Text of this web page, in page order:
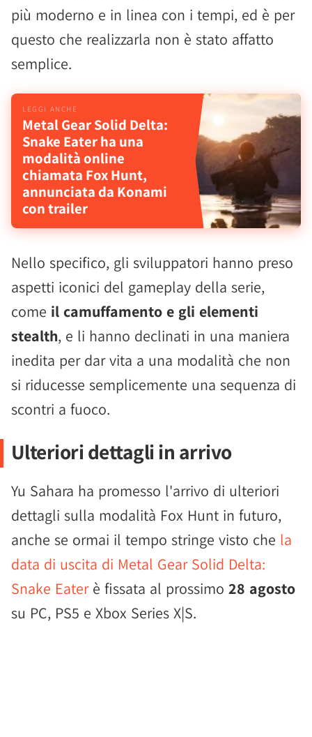
più moderno e in linea con i tempi, ed è per
questo che realizzarla non è stato affatto
semplice.
Metal Gear Solid Delta:
Snake Eater ha una
modalità online
chiamata Fox Hunt,
annunciata da Konami
con trailer
Nello specifico, gli sviluppatori hanno preso
aspetti iconici del gameplay della serie,
come il camuffamento e gli elementi
stealth, e li hanno declinati in una maniera
inedita per dar vita a una modalità che non
si riducesse semplicemente una sequenza di
scontri a fuoco.
Ulteriori dettagli in arrivo
Yu Sahara ha promesso l'arrivo di ulteriori
dettagli sulla modalità Fox Hunt in futuro,
anche se ormai il tempo stringe visto che la
data di uscita di Metal Gear Solid Delta:
Snake Eaterè fissata al prossimo 28 agosto
su PC, PS5 e Xbox Series X|S.